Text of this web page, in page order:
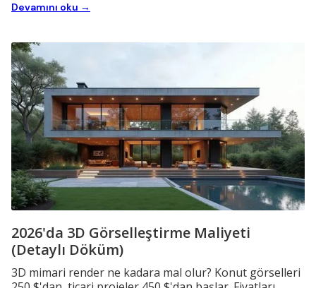
Devamını oku →
2026'da 3D Görselleştirme Maliyeti
(Detaylı Döküm)
3D mimari render ne kadara mal olur? Konut görselleri